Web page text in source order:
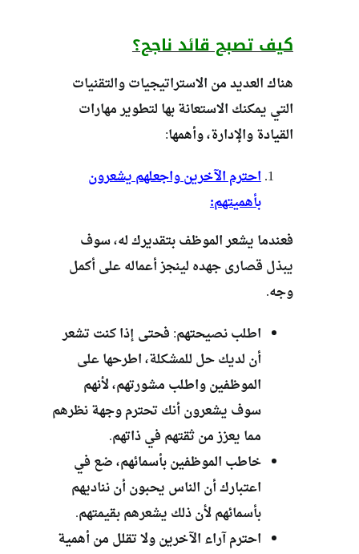
كيف تصبح قائد ناجح؟
هناك العديد من الاستراتيجيات والتقنيات
التي يمكنك الاستعانة بها لتطوير مهارات
القيادة والإدارة، وأهمها:
احترم الآخرين واجعلهم يشعرون
بأهميتهم:
فعندما يشعر الموظف بتقديرك له، سوف
يبذل قصارى جهده لينجز أعماله على أكمل
وجه.
اطلب نصيحتهم: فحتى إذا كنت تشعر
أن لديك حل للمشكلة، اطرحها على
الموظفين واطلب مشورتهم، لأنهم
سوف يشعرون أنك تحترم وجهة نظرهم
مما يعزز من ثقتهم في ذاتهم.
خاطب الموظفين بأسمائهم، ضع في
اعتبارك أن الناس يحبون أن نناديهم
بأسمائهم لأن ذلك يشعرهم بقيمتهم.
احترم آراء الآخرين ولا تقلل من أهمية